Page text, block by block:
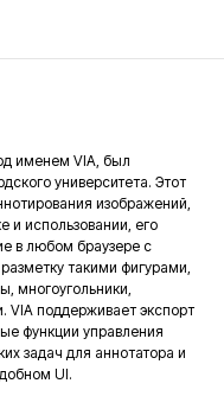
именем VIA, был
университета. Этот
изображений,
и использовании, его
в любом браузере с
такими фигурами,
многоугольники,
VIA поддерживает экспорт
функции управления
задач для аннотатора и
UI.